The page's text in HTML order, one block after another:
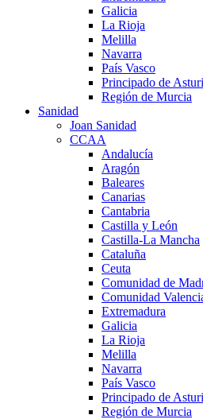
Galicia
La Rioja
Melilla
Navarra
País Vasco
Principado de
Región de Murcia
Sanidad
Joan Sanidad
CCAA
Andalucía
Aragón
Baleares
Canarias
Cantabria
Castilla y León
Castilla-La Mancha
Cataluña
Ceuta
Comunidad de
Comunidad
Extremadura
Galicia
La Rioja
Melilla
Navarra
País Vasco
Principado de
Región de Murcia